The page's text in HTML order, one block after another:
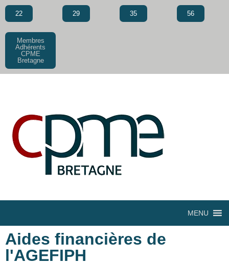
22 29 35 56
Membres
Adhérents
CPME
Bretagne
MENU
Aides financières de
l'AGEFIPH